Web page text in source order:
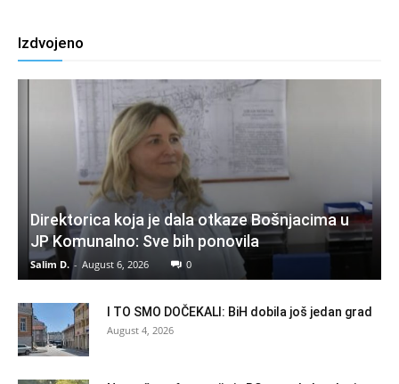
Izdvojeno
Direktorica koja je dala otkaze Bošnjacima u
JP Komunalno: Sve bih ponovila
Salim D. - August 6, 2026 0
I TO SMO DOČEKALI: BiH dobila još jedan grad
August 4, 2026